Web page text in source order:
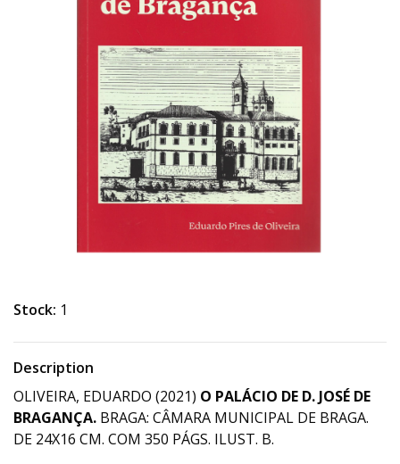
Stock: 1
Description
OLIVEIRA, EDUARDO (2021) O PALÁCIO DE D. JOSÉ DE
BRAGANÇA. BRAGA: CÂMARA MUNICIPAL DE BRAGA.
DE 24X16 CM. COM 350 PÁGS. ILUST. B.